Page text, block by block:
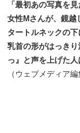
「最初あの写真を
女性Mさんが、鏡越
タートルネックの下
乳首の形がはっき
っ』と声を上げた
（ウェブメディア編